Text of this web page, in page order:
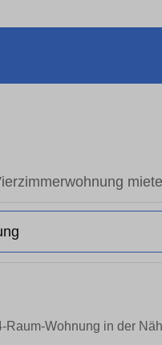
Raum-Wohnung in der